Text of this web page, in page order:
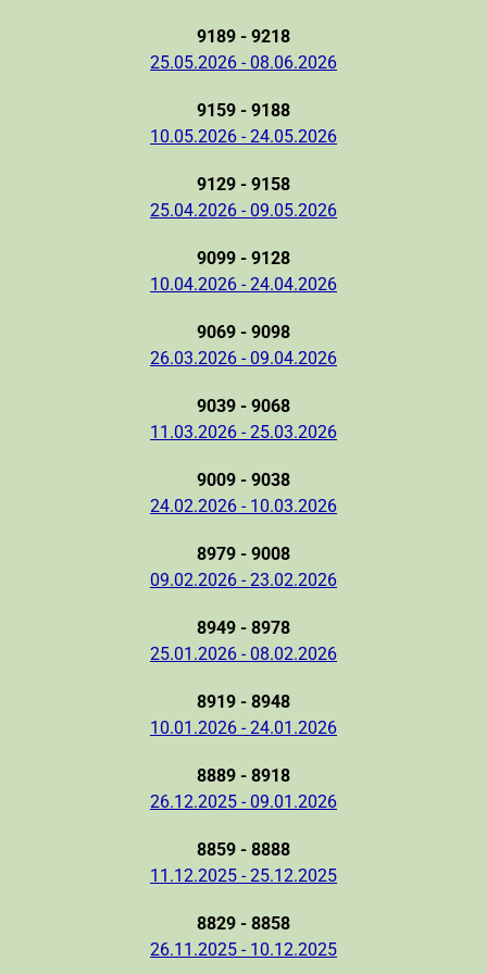
9189 - 9218
25.05.2026 - 08.06.2026
9159 - 9188
10.05.2026 - 24.05.2026
9129 - 9158
25.04.2026 - 09.05.2026
9099 - 9128
10.04.2026 - 24.04.2026
9069 - 9098
26.03.2026 - 09.04.2026
9039 - 9068
11.03.2026 - 25.03.2026
9009 - 9038
24.02.2026 - 10.03.2026
8979 - 9008
09.02.2026 - 23.02.2026
8949 - 8978
25.01.2026 - 08.02.2026
8919 - 8948
10.01.2026 - 24.01.2026
8889 - 8918
26.12.2025 - 09.01.2026
8859 - 8888
11.12.2025 - 25.12.2025
8829 - 8858
26.11.2025 - 10.12.2025